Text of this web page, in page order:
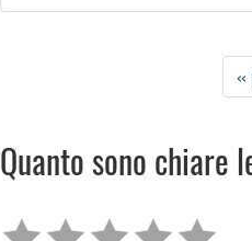
«
Quanto sono chiare